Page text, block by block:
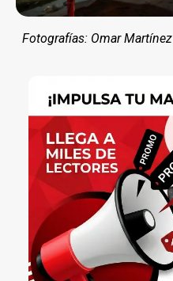
Fotografías: Omar Martínez